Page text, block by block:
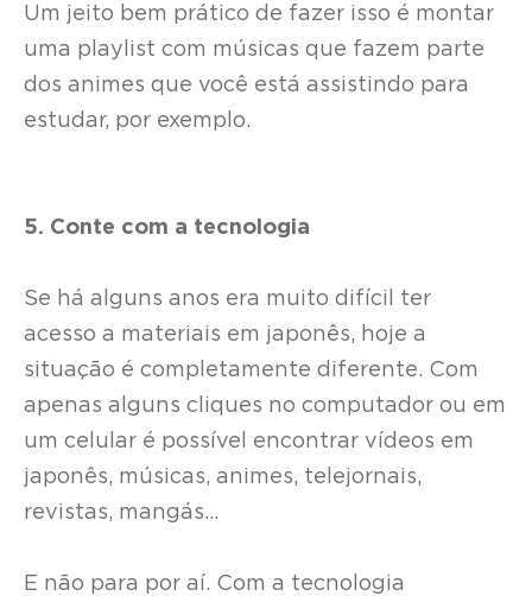
Um jeito bem prático de fazer isso é montar
uma playlist com músicas que fazem parte
dos animes que você está assistindo para
estudar, por exemplo.
5. Conte com a tecnologia
Se há alguns anos era muito difícil ter
acesso a materiais em japonês, hoje a
situação é completamente diferente. Com
apenas alguns cliques no computador ou em
um celular é possível encontrar vídeos em
japonês, músicas, animes, telejornais,
revistas, mangás…
E não para por aí. Com a tecnologia